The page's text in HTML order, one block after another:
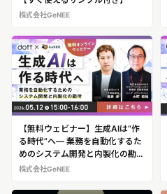
株式会社GeNEE
【無料ウェビナー】生成AIは“作
る時代”へ― 業務を自動化するた
めのシステム開発と内製化の勘所
―
株式会社GeNEE